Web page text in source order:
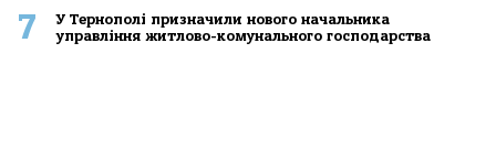
7
У Тернополі призначили нового начальника
управління житлово-комунального господарства